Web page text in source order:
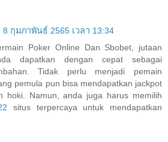
8 กุมภาพันธ์ 2565 เวลา 13:34
Poker Online Dan Sbobet, jutaan
dapatkan dengan cepat sebagai
Tidak perlu menjadi pemain
pemula pun bisa mendapatkan jackpot
hoki. Namun, anda juga harus memilih
situs terpercaya untuk mendapatkan